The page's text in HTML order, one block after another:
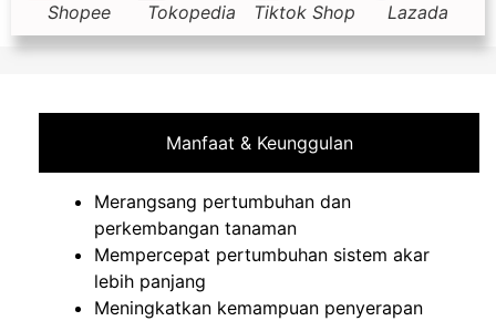
Shopee Tokopedia Tiktok Shop Lazada
Manfaat & Keunggulan
Merangsang pertumbuhan dan
perkembangan tanaman
Mempercepat pertumbuhan sistem akar
lebih panjang
Meningkatkan kemampuan penyerapan